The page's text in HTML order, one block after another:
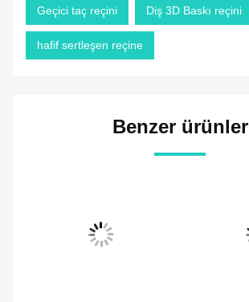
Geçici taç reçini Diş 3D Baskı reçini
hafif sertleşen reçine
Benzer ürünler